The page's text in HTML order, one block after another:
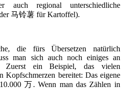
auch regional unterschiedliche
马铃薯 für Kartoffel).
die fürs Übersetzen natürlich
man sich auch noch einiges an
Zuerst ein Beispiel, das vielen
Kopfschmerzen bereitet: Das eigene
万. Wenn man das Zählen in